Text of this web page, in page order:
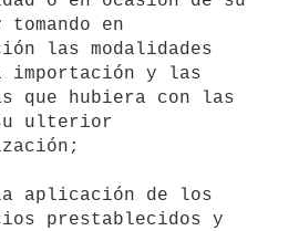
en
importación y las
ulterior
aplicación de los
prestablecidos y